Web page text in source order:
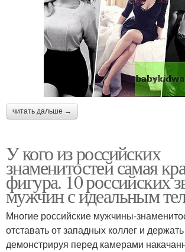
читать дальше →
У кого из российских
знаменитостей самая
фигура. 10 российских
мужчин с идеальным
Многие российские мужчины-
отставать от западных коллег и
демонстрируя перед камерами